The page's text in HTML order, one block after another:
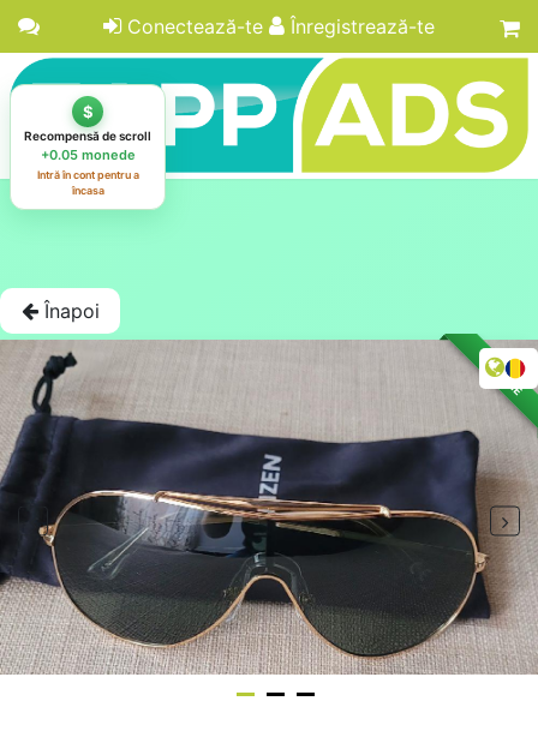
Conectează-te Înregistrează-te
Înapoi
LICITAȚIE